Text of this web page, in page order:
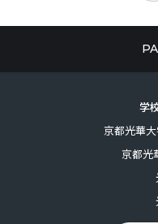
学
京都光華
京都光